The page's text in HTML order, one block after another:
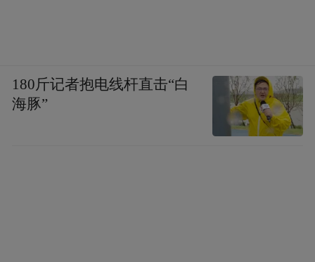
180斤记者抱电线杆直击“白
海豚”